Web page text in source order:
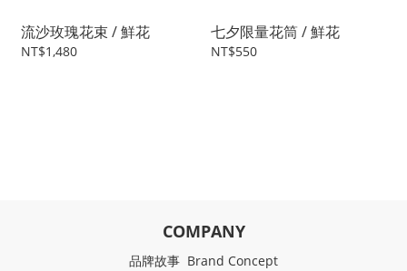
流沙玫瑰花束 / 鮮花
NT$1,480
七夕限量花筒 / 鮮花
NT$550
COMPANY
品牌故事 Brand Concept